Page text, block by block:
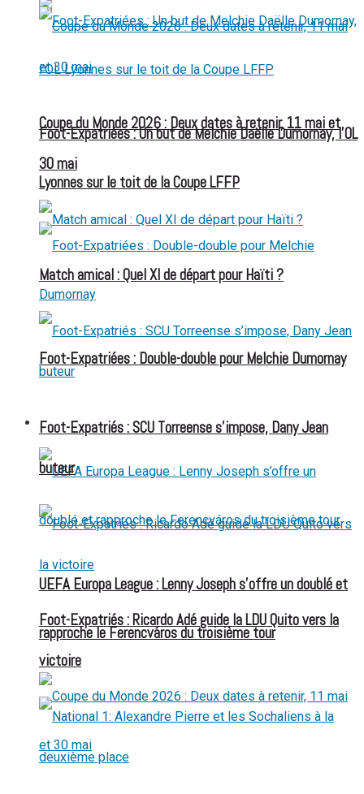
Foot-Expatriées : Un but de Melchie Daëlle Dumornay, l’OL
Lyonnes sur le toit de la Coupe LFFP
Foot-Expatriées : Double-double pour Melchie Dumornay
FOOT EXPATRIÉS
UEFA Europa League : Lenny Joseph s’offre un doublé et
rapproche le Ferencváros du troisième tour
Coupe du Monde 2026 : Deux dates à retenir, 11 mai et
30 mai
Match amical : Quel XI de départ pour Haïti ?
Foot-Expatriés : SCU Torreense s’impose, Dany Jean
buteur
Foot-Expatriés : Ricardo Adé guide la LDU Quito vers la
victoire